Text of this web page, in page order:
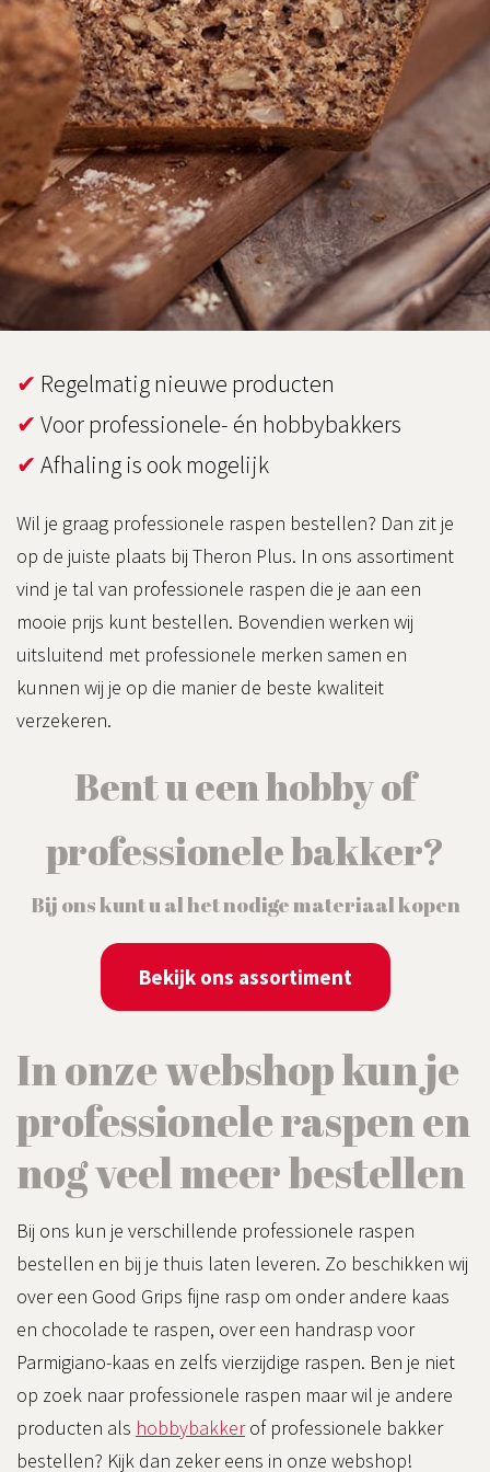
✔ Regelmatig nieuwe producten
✔ Voor professionele- én hobbybakkers
✔ Afhaling is ook mogelijk
Wil je graag professionele raspen bestellen? Dan zit je
op de juiste plaats bij Theron Plus. In ons assortiment
vind je tal van professionele raspen die je aan een
mooie prijs kunt bestellen. Bovendien werken wij
uitsluitend met professionele merken samen en
kunnen wij je op die manier de beste kwaliteit
verzekeren.
Bent u een hobby of
professionele bakker?
Bij ons kunt u al het nodige materiaal kopen
Bekijk ons assortiment
In onze webshop kun je
professionele raspen en
nog veel meer bestellen
Bij ons kun je verschillende professionele raspen
bestellen en bij je thuis laten leveren. Zo beschikken wij
over een Good Grips fijne rasp om onder andere kaas
en chocolade te raspen, over een handrasp voor
Parmigiano-kaas en zelfs vierzijdige raspen. Ben je niet
op zoek naar professionele raspen maar wil je andere
producten als hobbybakkerof professionele bakker
bestellen? Kijk dan zeker eens in onze webshop!